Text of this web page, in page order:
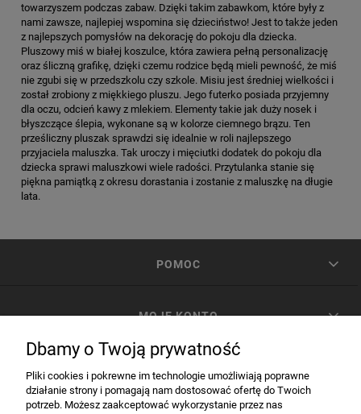
towarzyszem podczas zabaw. Dzięki takim zabawkom, które były z
nami zawsze, najlepiej wspomina się dzieciństwo! Jest to także jeden
z najlepszych pomysłów na dekorację do pokoju dla dziecka.
Pluszowy miś w białej koszulce, która zawiera pełną personalizację
oraz śliczną grafikę, dzięki czemu rodzice będą mieli pewność, że miś
nie zgubi się w przedszkolu czy szkole. Misiu jest średniej wielkości i
został zrobiony z miękkiego pluszu. Jego futerko posiada przyjemny
dla oczu, odcień kawy z mlekiem. Elementy takie jak duży nosek i
błyszczące ślepia, wykonane są w kolorze ciemnego brązu. Ten
prześliczny pluszak sprawdzi się idealnie w roli najlepszego
przyjaciela maluszka. Tak uroczy i mięciutki dodatek do pokoju dla
dziecka sprawi maluszkowi wiele radości. Przytulanka stanie się
piękna pamiątką z okresu dorastania i zostanie z maluszkę na długie
lata.
POMOC
MOJE KONTO
Dbamy o Twoją prywatność
Pliki cookies i pokrewne im technologie umożliwiają poprawne
działanie strony i pomagają nam dostosować ofertę do Twoich
potrzeb. Możesz zaakceptować wykorzystanie przez nas